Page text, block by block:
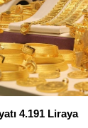
4.191 Liraya